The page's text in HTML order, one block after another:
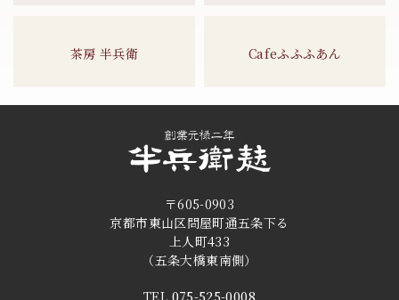
茶房 半兵衛 Cafeふふふあん
〒605-0903
京都市東山区問屋町通五条下る
上人町433
（五条大橋東南側）
TEL 075-525-0008